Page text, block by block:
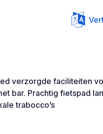
verzorgde faciliteiten
bar. Prachtig fietspad
trabocco’s